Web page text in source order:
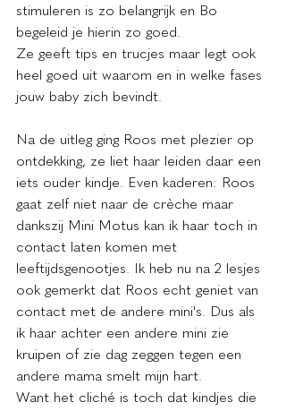
stimuleren is zo belangrijk en Bo
begeleid je hierin zo goed.
Ze geeft tips en trucjes maar legt ook
heel goed uit waarom en in welke fases
jouw baby zich bevindt.
Na de uitleg ging Roos met plezier op
ontdekking, ze liet haar leiden daar een
iets ouder kindje. Even kaderen: Roos
gaat zelf niet naar de crèche maar
dankszij Mini Motus kan ik haar toch in
contact laten komen met
leeftijdsgenootjes. Ik heb nu na 2 lesjes
ook gemerkt dat Roos echt geniet van
contact met de andere mini's. Dus als
ik haar achter een andere mini zie
kruipen of zie dag zeggen tegen een
andere mama smelt mijn hart.
Want het cliché is toch dat kindjes die